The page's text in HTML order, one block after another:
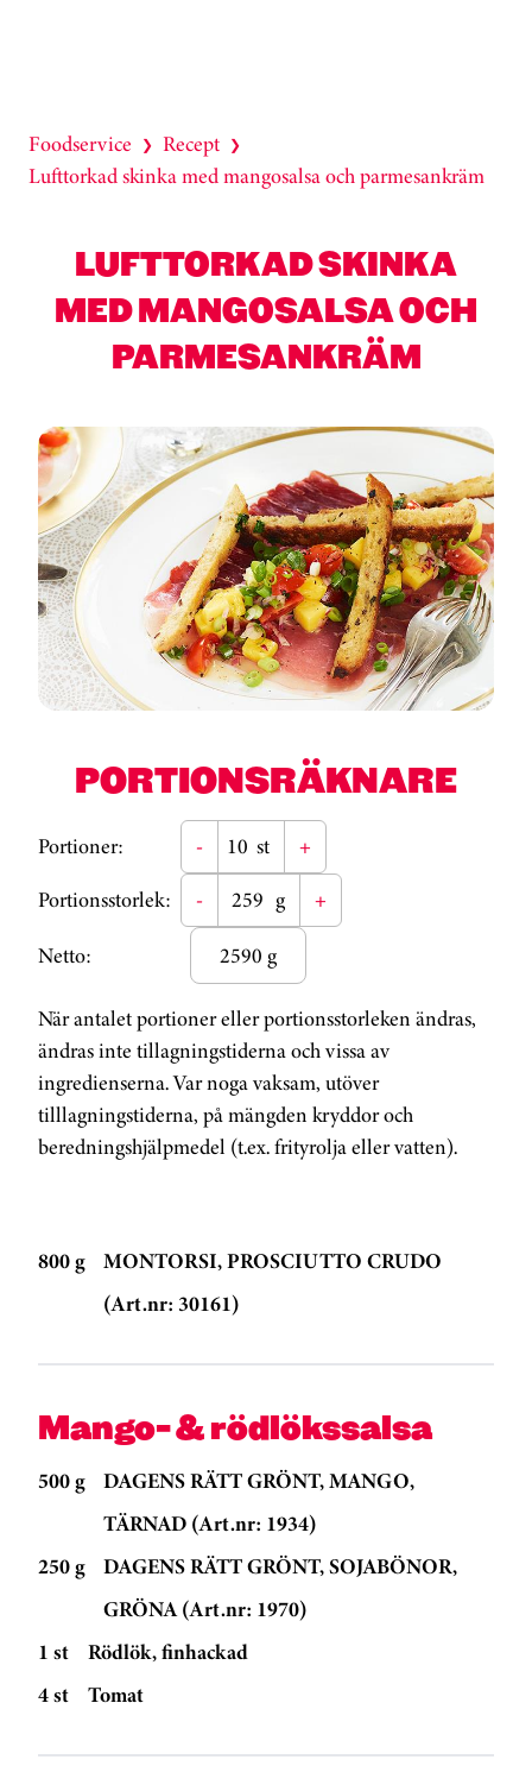
Foodservice ❯ Recept ❯
Lufttorkad skinka med mangosalsa och parmesankräm
LUFTTORKAD SKINKA
MED MANGOSALSA OCH
PARMESANKRÄM
PORTIONSRÄKNARE
Portioner: - st
+
Portionsstorlek:
- g
+
Netto:
2590 g
När antalet portioner eller portionsstorleken ändras,
ändras inte tillagningstiderna och vissa av
ingredienserna. Var noga vaksam, utöver
tilllagningstiderna, på mängden kryddor och
beredningshjälpmedel (t.ex. frityrolja eller vatten).
800 g
MONTORSI, PROSCIUTTO CRUDO
(Art.nr: 30161)
Mango- & rödlökssalsa
500 g
DAGENS RÄTT GRÖNT, MANGO,
TÄRNAD (Art.nr: 1934)
250 g
DAGENS RÄTT GRÖNT, SOJABÖNOR,
GRÖNA (Art.nr: 1970)
1 st
Rödlök, finhackad
4 st
Tomat